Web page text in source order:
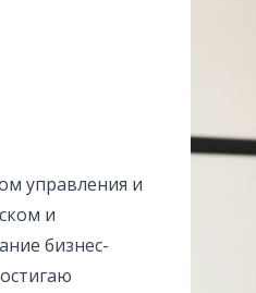
управления и
и
бизнес-